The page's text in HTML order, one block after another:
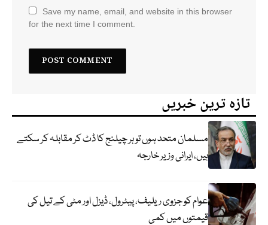
Save my name, email, and website in this browser
for the next time I comment.
تازہ ترین خبریں
مسلمان متحد ہوں تو ہر چیلنج کا ڈٹ کر مقابلہ کر سکتے
ہیں، ایرانی وزیر خارجہ
عوام کو جزوی ریلیف، پیٹرول، ڈیزل اور مٹی کے تیل کی
قیمتوں میں کمی